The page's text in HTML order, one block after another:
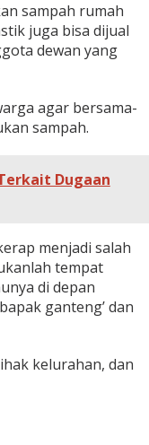
sampah rumah
juga bisa dijual
dewan yang
agar bersama-
sampah.
Dugaan
menjadi salah
tempat
di depan
ganteng’ dan
kelurahan, dan